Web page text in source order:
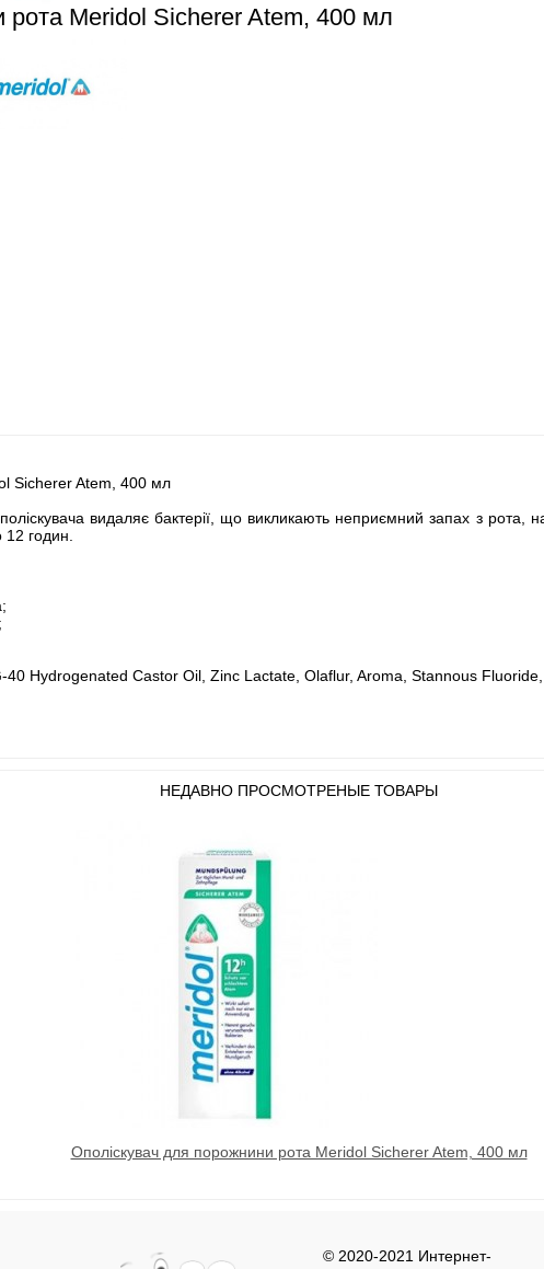
рота Meridol Sicherer Atem, 400 мл
Sicherer Atem, 400 мл
видаляє бактерії, що викликають неприємний запах з рота,
годин.
40 Hydrogenated Castor Oil, Zinc Lactate, Olaflur, Aroma, Stannous
НЕДАВНО ПРОСМОТРЕНЫЕ ТОВАРЫ
Ополіскувач для порожнини рота Meridol Sicherer Atem, 400 мл
© 2020-2021 Интернет-